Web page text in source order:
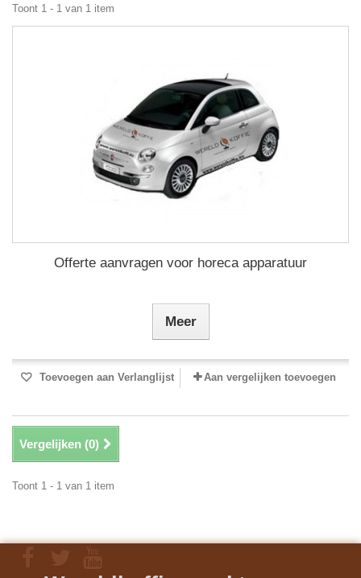
Toont 1 - 1 van 1 item
Offerte aanvragen voor horeca apparatuur
Meer
Toevoegen aan Verlanglijst Aan vergelijken toevoegen
Vergelijken (0)
Toont 1 - 1 van 1 item